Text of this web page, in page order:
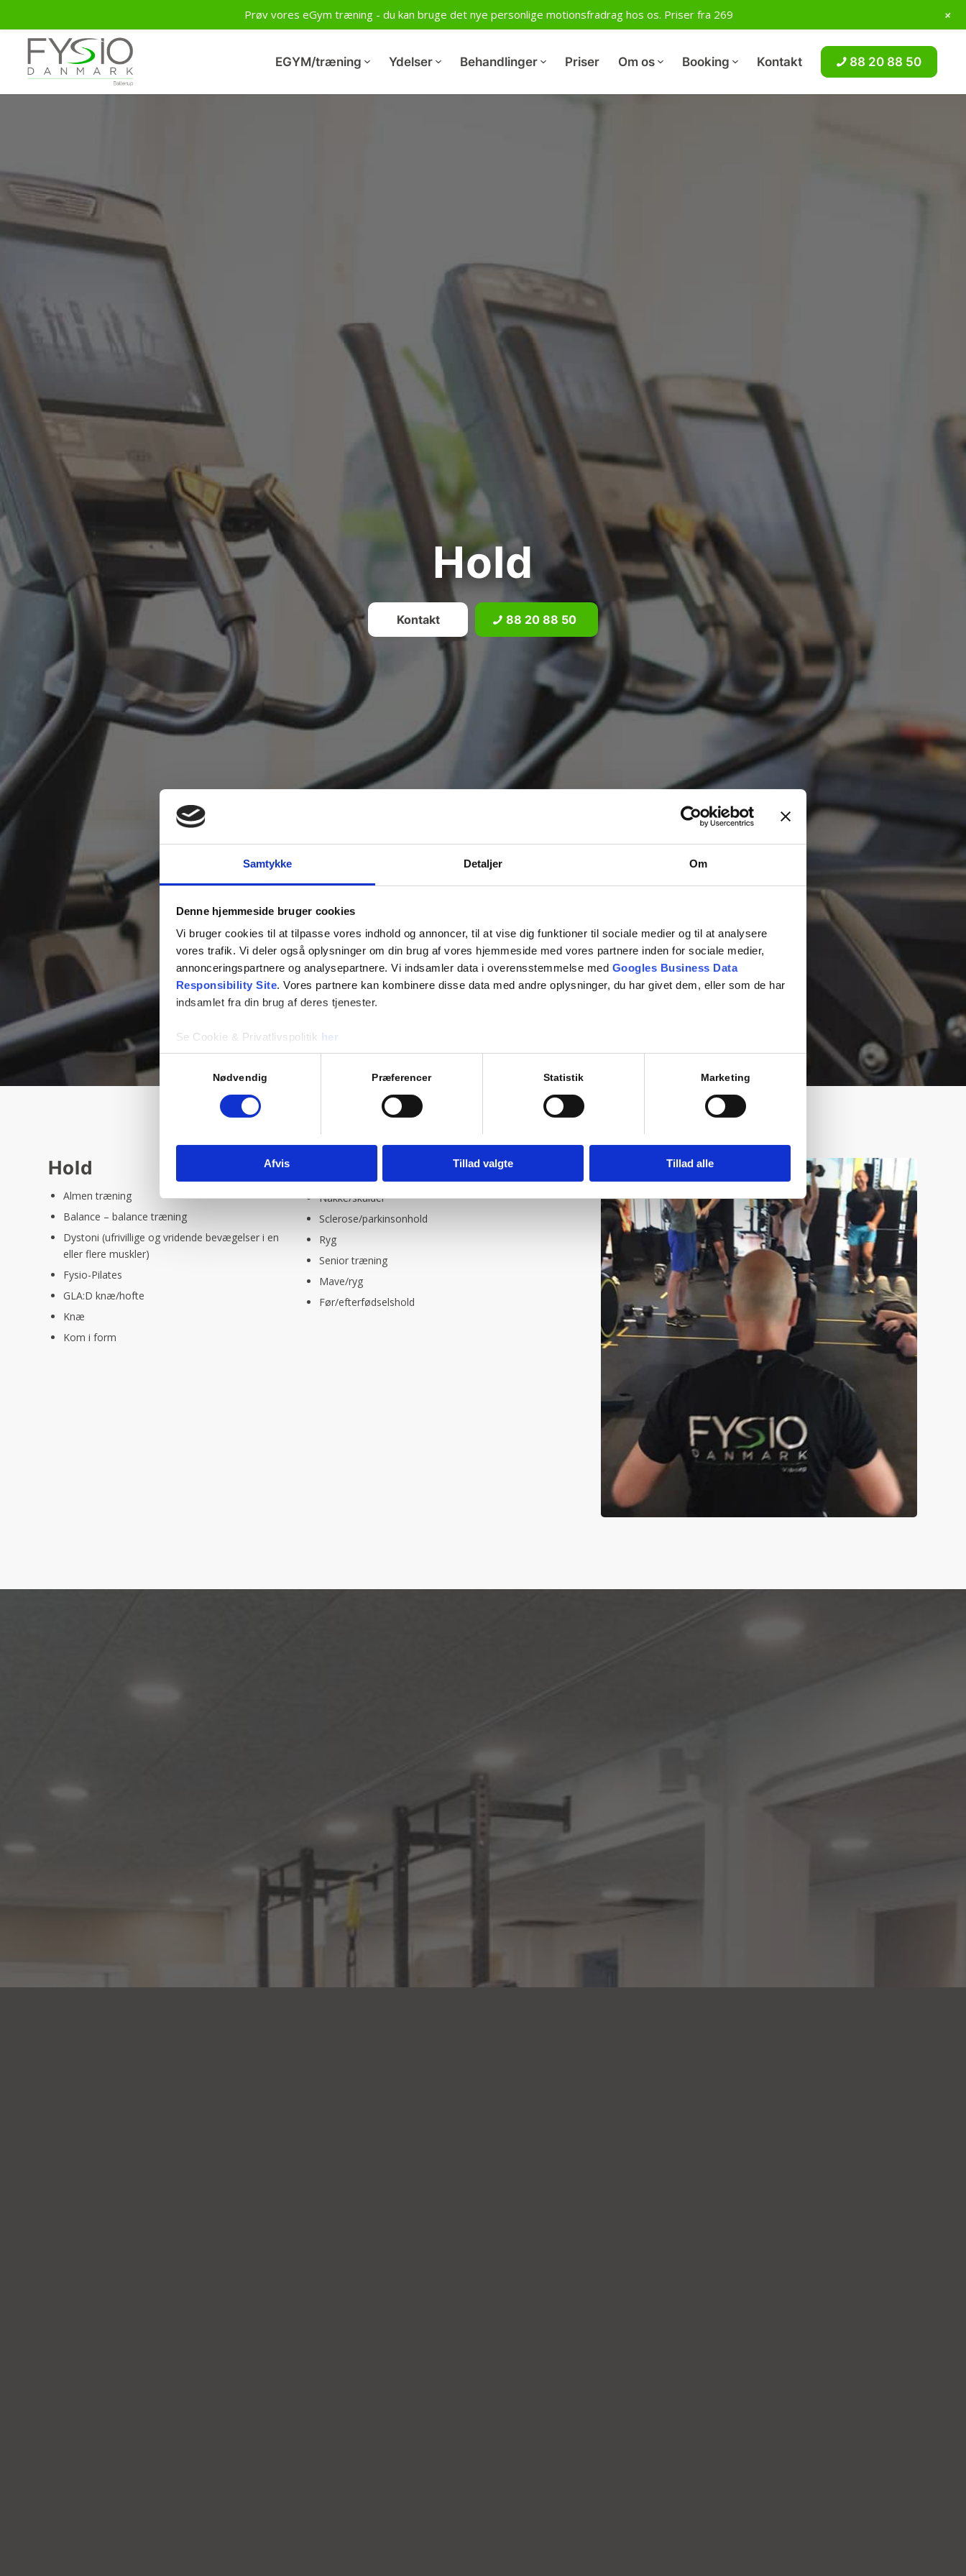
Samtykke Detaljer Om
Denne hjemmeside bruger cookies
Vi bruger cookies til at tilpasse vores indhold og annoncer, til at vise dig funktioner til sociale medier og til at analysere
vores trafik. Vi deler også oplysninger om din brug af vores hjemmeside med vores partnere inden for sociale medier,
annonceringspartnere og analysepartnere. Vi indsamler data i overensstemmelse med Googles Business Data
Responsibility Site. Vores partnere kan kombinere disse data med andre oplysninger, du har givet dem, eller som de har
indsamlet fra din brug af deres tjenester.
Se Cookie & Privatlivspolitik her
Nødvendig Præferencer Statistik Marketing
Afvis Tillad valgte Tillad alle
EGYM/træning Ydelser Behandlinger Priser Om os Booking Kontakt 88 20 88 50
Hold
Kontakt 88 20 88 50
Hold
Almen træning
Balance – balance træning
Dystoni (ufrivillige og vridende bevægelser i en
eller flere muskler)
Fysio-Pilates
GLA:D knæ/hofte
Knæ
Kom i form
Nakke/skulder
Sclerose/parkinsonhold
Ryg
Senior træning
Mave/ryg
Før/efterfødselshold
Prøv vores eGym træning - du kan bruge det nye personlige motionsfradrag hos os. Priser fra 269 +